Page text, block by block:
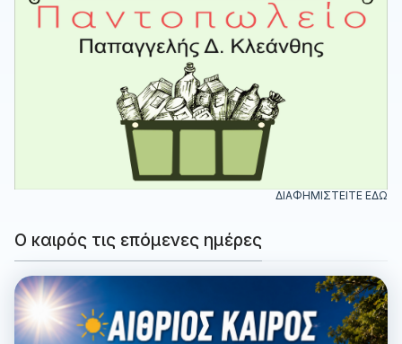
ΔΙΑΦΗΜΙΣΤΕΙΤΕ ΕΔΩ
Ο καιρός τις επόμενες ημέρες